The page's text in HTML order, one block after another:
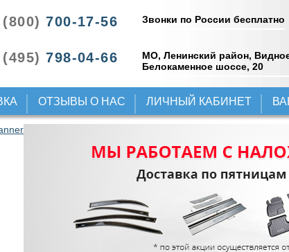
700-17-56
798-04-66
Звонки по России бесплатно
МО, Ленинский район,
Белокаменное шоссе, 20
ОТЗЫВЫ О НАС ЛИЧНЫЙ КАБИНЕТ